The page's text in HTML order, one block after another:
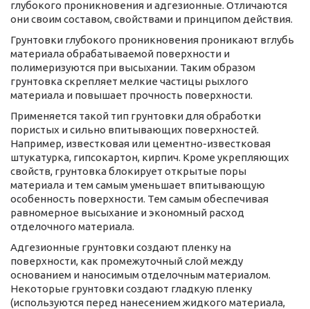
глубокого проникновения и адгезионные. Отличаются
они своим составом, свойствами и принципом действия.
Грунтовки глубокого проникновения проникают вглубь
материала обрабатываемой поверхности и
полимеризуются при высыхании. Таким образом
грунтовка скрепляет мелкие частицы рыхлого
материала и повышает прочность поверхности.
Применяется такой тип грунтовки для обработки
пористых и сильно впитывающих поверхностей.
Например, известковая или цементно-известковая
штукатурка, гипсокартон, кирпич. Кроме укрепляющих
свойств, грунтовка блокирует открытые поры
материала и тем самым уменьшает впитывающую
особенность поверхности. Тем самым обеспечивая
равномерное высыхание и экономный расход
отделочного материала.
Адгезионные грунтовки создают пленку на
поверхности, как промежуточный слой между
основанием и наносимым отделочным материалом.
Некоторые грунтовки создают гладкую пленку
(используются перед нанесением жидкого материала,